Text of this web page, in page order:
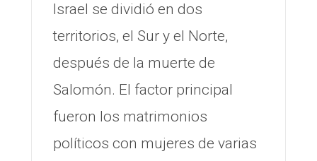
Israel se dividió en dos
territorios, el Sur y el Norte,
después de la muerte de
Salomón. El factor principal
fueron los matrimonios
políticos con mujeres de varias